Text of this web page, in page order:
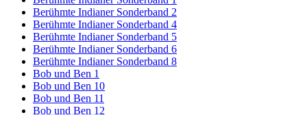
Berühmte Indianer Sonderband 2
Berühmte Indianer Sonderband 4
Berühmte Indianer Sonderband 5
Berühmte Indianer Sonderband 6
Berühmte Indianer Sonderband 8
Bob und Ben 1
Bob und Ben 10
Bob und Ben 11
Bob und Ben 12